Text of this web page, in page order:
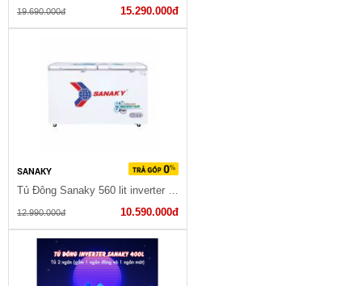
19.690.000đ 15.290.000đ
SANAKY
12.990.000đ 10.590.000đ